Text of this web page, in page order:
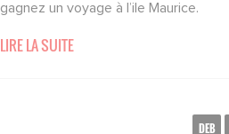
gagnez un voyage à l’ile Maurice.
LIRE LA SUITE
DEB